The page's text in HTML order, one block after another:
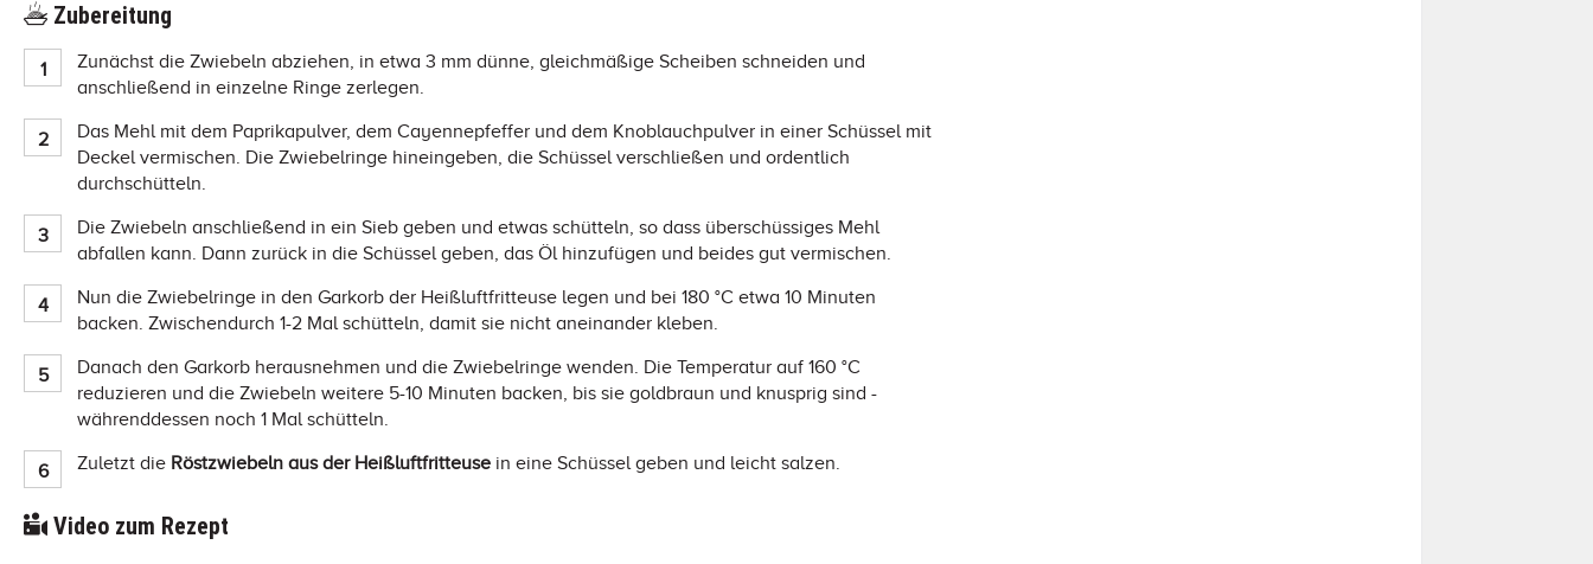
Zubereitung
Zunächst die Zwiebeln abziehen, in etwa 3 mm dünne, gleichmäßige Scheiben schneiden und
anschließend in einzelne Ringe zerlegen.
Das Mehl mit dem Paprikapulver, dem Cayennepfeffer und dem Knoblauchpulver in einer Schüssel mit
Deckel vermischen. Die Zwiebelringe hineingeben, die Schüssel verschließen und ordentlich
durchschütteln.
Die Zwiebeln anschließend in ein Sieb geben und etwas schütteln, so dass überschüssiges Mehl
abfallen kann. Dann zurück in die Schüssel geben, das Öl hinzufügen und beides gut vermischen.
Nun die Zwiebelringe in den Garkorb der Heißluftfritteuse legen und bei 180 °C etwa 10 Minuten
backen. Zwischendurch 1-2 Mal schütteln, damit sie nicht aneinander kleben.
Danach den Garkorb herausnehmen und die Zwiebelringe wenden. Die Temperatur auf 160 °C
reduzieren und die Zwiebeln weitere 5-10 Minuten backen, bis sie goldbraun und knusprig sind -
währenddessen noch 1 Mal schütteln.
Zuletzt die Röstzwiebeln aus der Heißluftfritteuse in eine Schüssel geben und leicht salzen.
Video zum Rezept